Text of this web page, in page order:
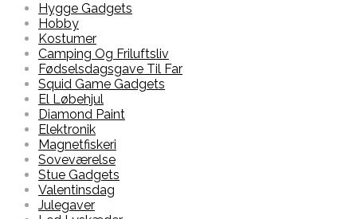
Hygge Gadgets
Hobby
Kostumer
Camping Og Friluftsliv
Fødselsdagsgave Til Far
Squid Game Gadgets
El Løbehjul
Diamond Paint
Elektronik
Magnetfiskeri
Soveværelse
Stue Gadgets
Valentinsdag
Julegaver